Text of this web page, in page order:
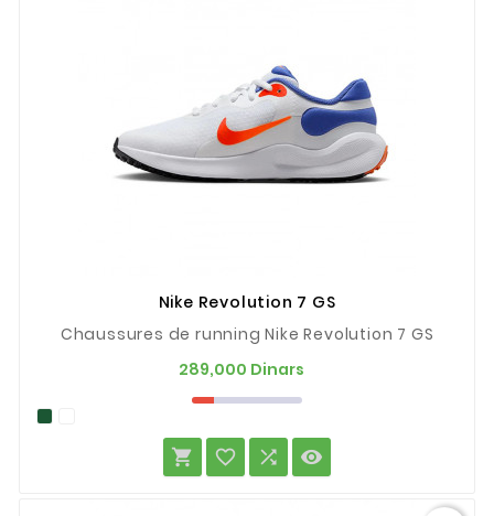
Nike Revolution 7 GS
Chaussures de running Nike Revolution 7 GS
289,000 Dinars
   